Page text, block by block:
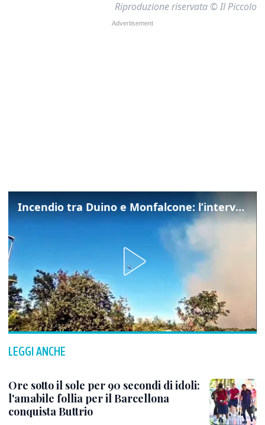
Riproduzione riservata © Il Piccolo
Incendio tra Duino e Monfalcone: l’intervento dei vigili del fuoco
LEGGI ANCHE
Ore sotto il sole per 90 secondi di idoli:
l'amabile follia per il Barcellona
conquista Buttrio